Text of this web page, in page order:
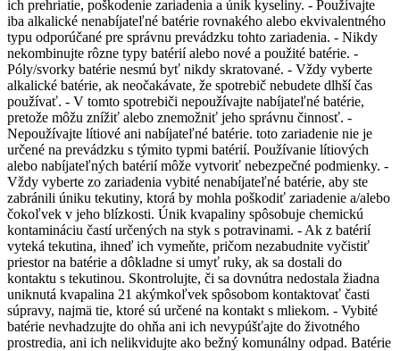
ich prehriatie, poškodenie zariadenia a únik kyseliny. - Používajte
iba alkalické nenabíjateľné batérie rovnakého alebo ekvivalentného
typu odporúčané pre správnu prevádzku tohto zariadenia. - Nikdy
nekombinujte rôzne typy batérií alebo nové a použité batérie. -
Póly/svorky batérie nesmú byť nikdy skratované. - Vždy vyberte
alkalické batérie, ak neočakávate, že spotrebič nebudete dlhší čas
používať. - V tomto spotrebiči nepoužívajte nabíjateľné batérie,
pretože môžu znížiť alebo znemožniť jeho správnu činnosť. -
Nepoužívajte lítiové ani nabíjateľné batérie. toto zariadenie nie je
určené na prevádzku s týmito typmi batérií. Používanie lítiových
alebo nabíjateľných batérií môže vytvoriť nebezpečné podmienky. -
Vždy vyberte zo zariadenia vybité nenabíjateľné batérie, aby ste
zabránili úniku tekutiny, ktorá by mohla poškodiť zariadenie a/alebo
čokoľvek v jeho blízkosti. Únik kvapaliny spôsobuje chemickú
kontamináciu častí určených na styk s potravinami. - Ak z batérií
vyteká tekutina, ihneď ich vymeňte, pričom nezabudnite vyčistiť
priestor na batérie a dôkladne si umyť ruky, ak sa dostali do
kontaktu s tekutinou. Skontrolujte, či sa dovnútra nedostala žiadna
uniknutá kvapalina 21 akýmkoľvek spôsobom kontaktovať časti
súpravy, najmä tie, ktoré sú určené na kontakt s mliekom. - Vybité
batérie nevhadzujte do ohňa ani ich nevypúšťajte do životného
prostredia, ani ich nelikvidujte ako bežný komunálny odpad. Batérie